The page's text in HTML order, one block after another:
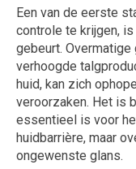
Een van de eerste
controle te krijgen,
gebeurt.
verhoogde
huid, kan zich
veroorzaken. Het is
essentieel is voor
huidbarrière, maar
ongewenste glans.